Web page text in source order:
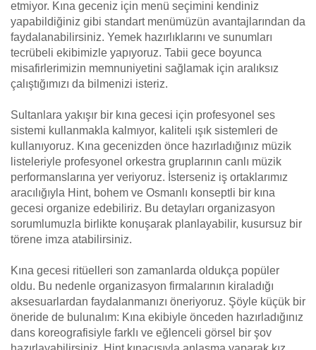
etmiyor. Kına geceniz için menü seçimini kendiniz
yapabildiğiniz gibi standart menümüzün avantajlarından da
faydalanabilirsiniz. Yemek hazırlıklarını ve sunumları
tecrübeli ekibimizle yapıyoruz. Tabii gece boyunca
misafirlerimizin memnuniyetini sağlamak için aralıksız
çalıştığımızı da bilmenizi isteriz.
Sultanlara yakışır bir kına gecesi için profesyonel ses
sistemi kullanmakla kalmıyor, kaliteli ışık sistemleri de
kullanıyoruz. Kına gecenizden önce hazırladığınız müzik
listeleriyle profesyonel orkestra gruplarının canlı müzik
performanslarına yer veriyoruz. İsterseniz iş ortaklarımız
aracılığıyla Hint, bohem ve Osmanlı konseptli bir kına
gecesi organize edebiliriz. Bu detayları organizasyon
sorumlumuzla birlikte konuşarak planlayabilir, kusursuz bir
törene imza atabilirsiniz.
Kına gecesi ritüelleri son zamanlarda oldukça popüler
oldu. Bu nedenle organizasyon firmalarının kiraladığı
aksesuarlardan faydalanmanızı öneriyoruz. Şöyle küçük bir
öneride de bulunalım: Kına ekibiyle önceden hazırladığınız
dans koreografisiyle farklı ve eğlenceli görsel bir şov